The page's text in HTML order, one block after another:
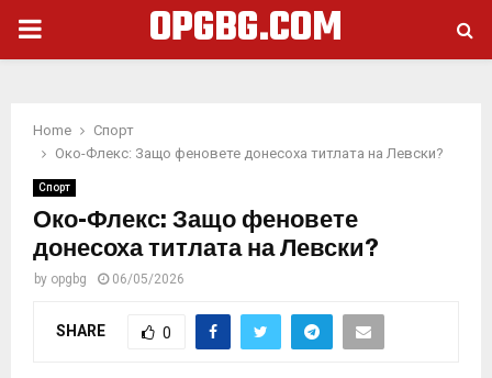
PRIMARY
OPGBG.COM
Home
Спорт
Око-Флекс: Защо феновете донесоха титлата на Левски?
Спорт
Око-Флекс: Защо феновете
донесоха титлата на Левски?
by opgbg 06/05/2026
SHARE 0